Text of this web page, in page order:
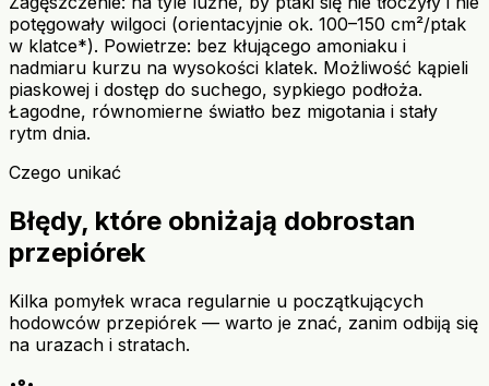
potęgowały wilgoci (orientacyjnie ok. 100–150 cm²/ptak
w klatce*). Powietrze: bez kłującego amoniaku i
nadmiaru kurzu na wysokości klatek. Możliwość kąpieli
piaskowej i dostęp do suchego, sypkiego podłoża.
Łagodne, równomierne światło bez migotania i stały
rytm dnia.
Czego unikać
Błędy, które obniżają dobrostan
przepiórek
Kilka pomyłek wraca regularnie u początkujących
hodowców przepiórek — warto je znać, zanim odbiją się
na urazach i stratach.